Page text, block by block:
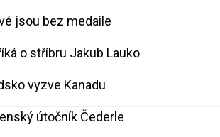
jsou bez medaile
o stříbru Jakub Lauko
vyzve Kanadu
útočník Čederle